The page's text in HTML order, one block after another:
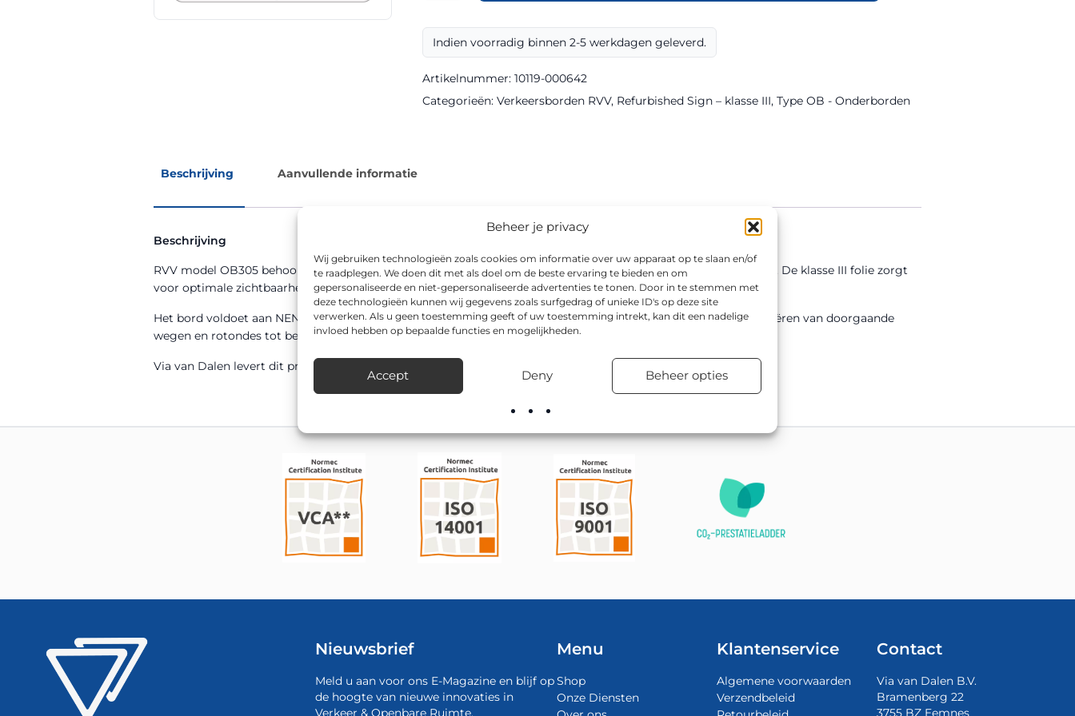
Beheer je privacy
Wij gebruiken technologieën zoals cookies om informatie over uw apparaat op te slaan en/of
te raadplegen. We doen dit met als doel om de beste ervaring te bieden en om
gepersonaliseerde en niet-gepersonaliseerde advertenties te tonen. Door in te stemmen met
deze technologieën kunnen wij gegevens zoals surfgedrag of unieke ID's op deze site
verwerken. Als u geen toestemming geeft of uw toestemming intrekt, kan dit een nadelige
invloed hebben op bepaalde functies en mogelijkheden.
Accept Deny Beheer opties
klasse
Sign
aantal
Indien voorradig binnen 2-5 werkdagen geleverd.
Artikelnummer: 10119-000642
Categorieën: Verkeersborden RVV, Refurbished Sign – klasse III, Type OB - Onderborden
Beschrijving Aanvullende informatie
Beschrijving
RVV model OB305 behoort tot de RVV-borden van Via van Dalen en is als onderbord uitgevoerd in Refurbished. De klasse III folie zorgt
voor optimale zichtbaarheid, zowel overdag als ’s nachts.
Het bord voldoet aan NEN 12899-1 en is CE-gecertificeerd, en is leverbaar in o.a. 400x300mm. Toepassingen variëren van doorgaande
wegen en rotondes tot bedrijventerreinen, schoolzones en woonwijken.
Via van Dalen levert dit product direct uit voorraad en verzorgt desgewenst ook de montage en plaatsing.
Nieuwsbrief
Meld u aan voor ons E-Magazine en blijf op
de hoogte van nieuwe innovaties in
Verkeer & Openbare Ruimte.
Menu
Shop
Onze Diensten
Klantenservice
Algemene voorwaarden
Verzendbeleid
Contact
Via van Dalen B.V.
Bramenberg 22
3755 BZ Eemnes